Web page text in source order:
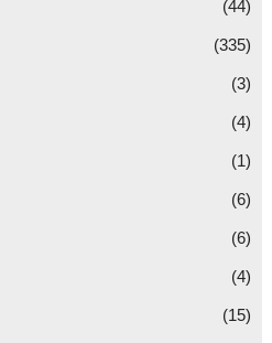
(44)
(335)
(3)
(4)
(1)
(6)
(6)
(4)
(15)